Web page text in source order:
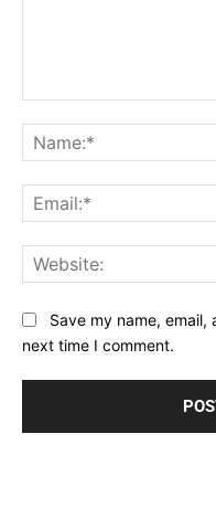
Save my name,
next time I comment.